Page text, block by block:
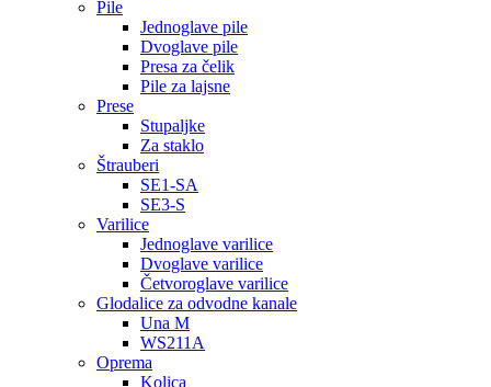
Pile
Jednoglave pile
Dvoglave pile
Presa za čelik
Pile za lajsne
Prese
Stupaljke
Za staklo
Štrauberi
SE1-SA
SE3-S
Varilice
Jednoglave varilice
Dvoglave varilice
Četvoroglave varilice
Glodalice za odvodne kanale
Una M
WS211A
Oprema
Kolica